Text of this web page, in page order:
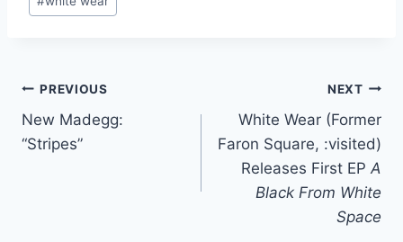
Tags:
Post
navigation
PREVIOUS
New Madegg:
“Stripes”
NEXT
White Wear (Former
Faron Square, :visited)
Releases First EP A
Black From White
Space